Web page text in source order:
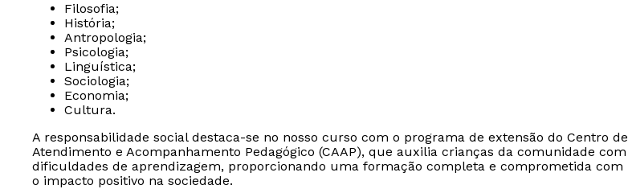
Filosofia;
História;
Antropologia;
Psicologia;
Linguística;
Sociologia;
Economia;
Cultura.
A responsabilidade social destaca-se no nosso curso com o programa de extensão do Centro de
Atendimento e Acompanhamento Pedagógico (CAAP), que auxilia crianças da comunidade com
dificuldades de aprendizagem, proporcionando uma formação completa e comprometida com
o impacto positivo na sociedade.